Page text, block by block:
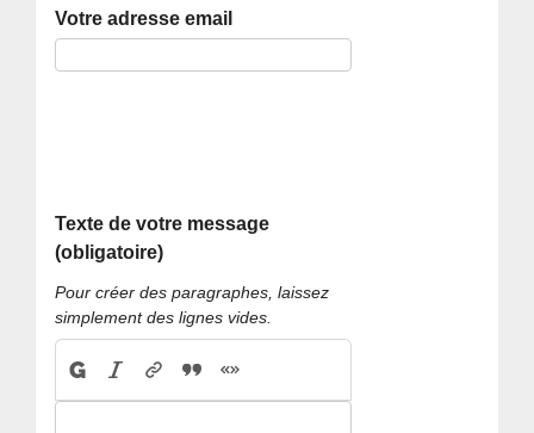
Votre adresse email
Texte de votre message
(obligatoire)
Pour créer des paragraphes, laissez
simplement des lignes vides.